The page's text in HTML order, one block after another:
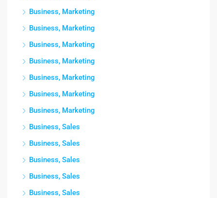
Business, Marketing
Business, Marketing
Business, Marketing
Business, Marketing
Business, Marketing
Business, Marketing
Business, Marketing
Business, Sales
Business, Sales
Business, Sales
Business, Sales
Business, Sales